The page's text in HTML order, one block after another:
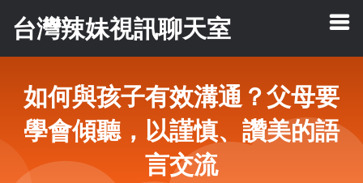
台灣辣妹視訊聊天室
如何與孩子有效溝通？父母要
學會傾聽，以謹慎、讚美的語
言交流